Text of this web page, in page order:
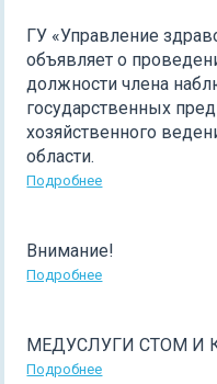
ГУ «Управление
объявляет о
должности члена
государственных
хозяйственного
области.
Подробнее
Внимание!
Подробнее
МЕДУСЛУГИ СТОМ И
Подробнее